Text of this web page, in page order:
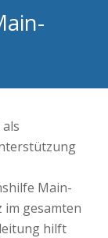
Main-
im gesamten
hilft